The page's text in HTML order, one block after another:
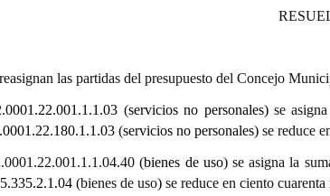
las partidas del presupuesto del Concejo
01 .22.001 .1.1.03 (servicios no personales)se asigna
01 .22.180.1.1.03 (servicios no personales) se reduce
(bienes de uso) se asigna la
5.335.2.1.04 (bienes de uso) se reduce en ciento